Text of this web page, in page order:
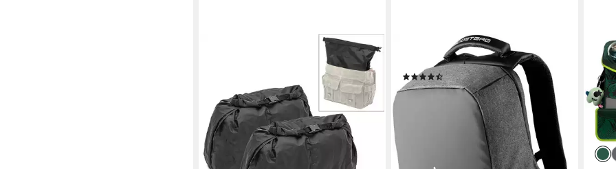
Rucksack 2er-Set Innentasche
wasserabweisend Rollbag universal
Craftride
64,99 € UVP189,99 €
-66%
lieferbar - in 5-6 Werktagen bei dir
BOOSTBOXX
Laptoprucksack Boostbag Anti Theft
(321)
64,95 € UVP99,99 €
lieferbar - in 4-5 Werktagen bei dir
ab
-